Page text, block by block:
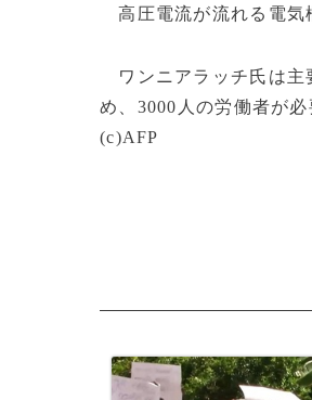
高圧電流が流れる電気
ワンニアラッチ氏は主
め、3000人の労働者が
(c)AFP